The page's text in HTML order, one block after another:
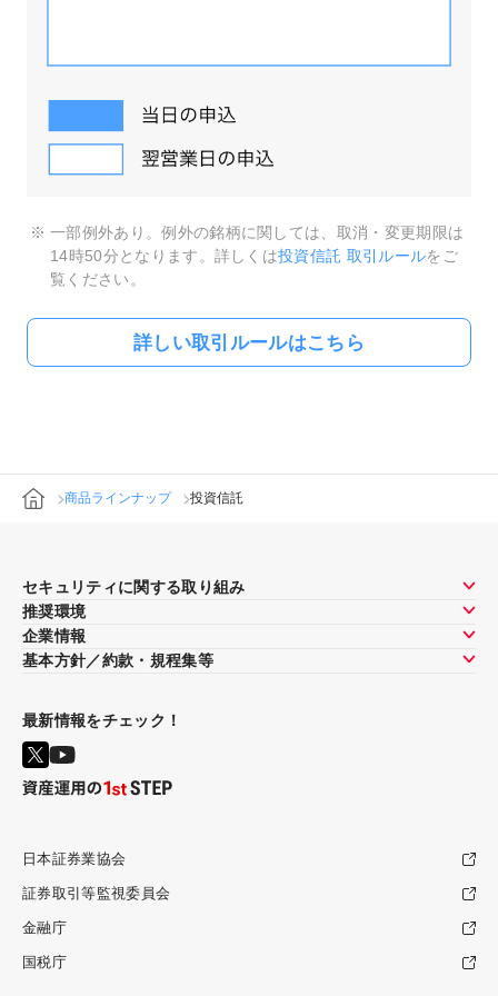
一部例外あり。例外の銘柄に関しては、取消・変更期限は
14時50分となります。詳しくは投資信託 取引ルールをご
覧ください。
詳しい取引ルールはこちら
商品ラインナップ 投資信託
セキュリティに関する取り組み
推奨環境
企業情報
基本方針／約款・規程集等
最新情報をチェック！
日本証券業協会
証券取引等監視委員会
金融庁
国税庁